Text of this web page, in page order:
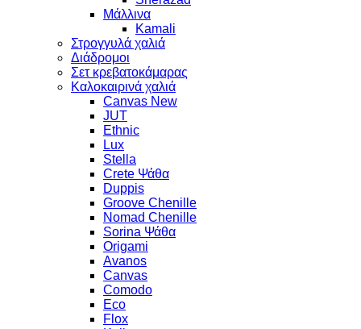
Μάλλινα
Kamali
Στρογγυλά χαλιά
Διάδρομοι
Σετ κρεβατοκάμαρας
Καλοκαιρινά χαλιά
Canvas New
JUT
Ethnic
Lux
Stella
Crete Ψάθα
Duppis
Groove Chenille
Nomad Chenille
Sorina Ψάθα
Origami
Avanos
Canvas
Comodo
Eco
Flox